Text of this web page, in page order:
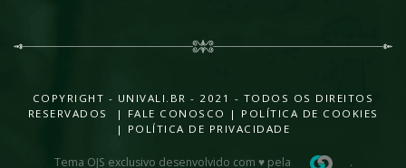
COPYRIGHT - UNIVALI.BR - 2021 - TODOS OS DIREITOS
RESERVADOS |
FALE CONOSCO | POLÍTICA DE COOKIES
| POLÍTICA DE PRIVACIDADE
Tema OJS exclusivo desenvolvido com ♥ pela .